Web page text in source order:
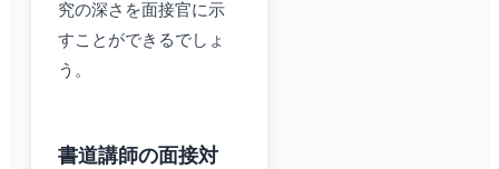
究の深さを面接官に示
すことができるでしょ
う。
書道講師の面接対